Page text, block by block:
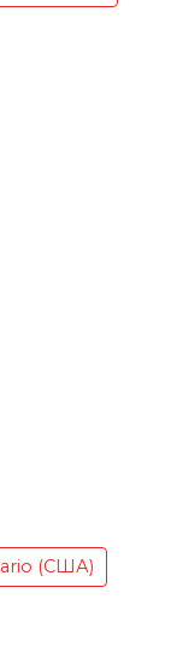
(США)